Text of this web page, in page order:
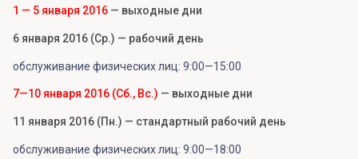
1 — 5 января 2016 — выходные дни
6 января 2016 (Ср.) — рабочий день
обслуживание физических лиц: 9:00—15:00
7—10 января 2016 (Сб., Вс.) — выходные дни
11 января 2016 (Пн.) — стандартный рабочий день
обслуживание физических лиц: 9:00—18:00